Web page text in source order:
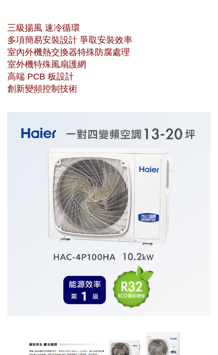
三級揚風 速冷循環
多項簡易安裝設計 爭取安裝效率
室內外機熱交換器特殊防腐處理
室外機特殊風扇護網
高端 PCB 板設計
創新變頻控制技術